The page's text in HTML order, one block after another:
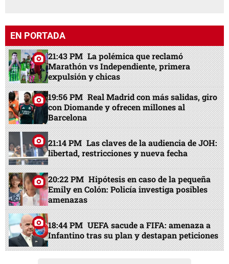
EN PORTADA
21:43 PM La polémica que reclamó
Marathón vs Independiente, primera
expulsión y chicas
19:56 PM Real Madrid con más salidas, giro
con Diomande y ofrecen millones al
Barcelona
21:14 PM Las claves de la audiencia de JOH:
libertad, restricciones y nueva fecha
20:22 PM Hipótesis en caso de la pequeña
Emily en Colón: Policía investiga posibles
amenazas
18:44 PM UEFA sacude a FIFA: amenaza a
Infantino tras su plan y destapan peticiones